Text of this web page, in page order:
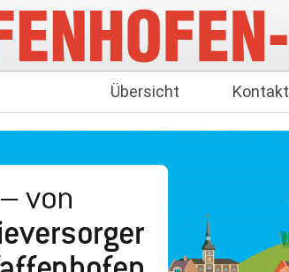
Übersicht Kontakt